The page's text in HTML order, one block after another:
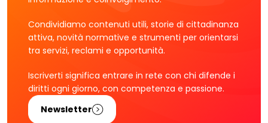
Condividiamo contenuti utili, storie di cittadinanza
attiva, novità normative e strumenti per orientarsi
tra servizi, reclami e opportunità.
Iscriverti significa entrare in rete con chi difende i
diritti ogni giorno, con competenza e passione.
Newsletter